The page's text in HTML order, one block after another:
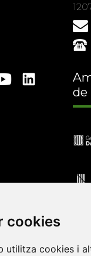
cookies
utilitza cookies i
de